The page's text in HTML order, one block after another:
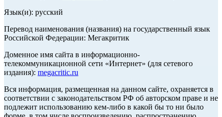
Язык(и): русский
Перевод наименования (названия) на государственный язык
Российской Федерации: Мегакритик
Доменное имя сайта в информационно-
телекоммуникационной сети «Интернет» (для сетевого
издания): megacritic.ru
Вся информация, размещенная на данном сайте, охраняется в
соответствии с законодательством РФ об авторском праве и не
подлежит использованию кем-либо в какой бы то ни было